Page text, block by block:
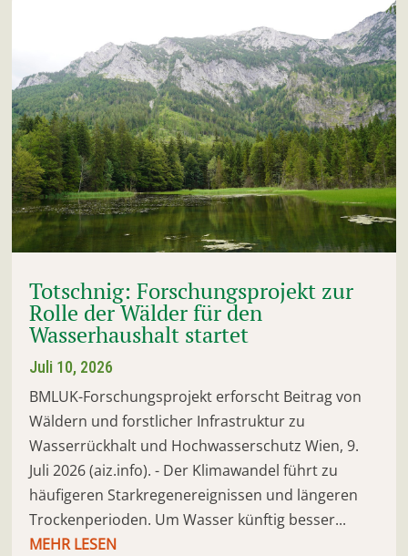
Totschnig: Forschungsprojekt zur
Rolle der Wälder für den
Wasserhaushalt startet
Juli 10, 2026
BMLUK-Forschungsprojekt erforscht Beitrag von
Wäldern und forstlicher Infrastruktur zu
Wasserrückhalt und Hochwasserschutz Wien, 9.
Juli 2026 (aiz.info). - Der Klimawandel führt zu
häufigeren Starkregenereignissen und längeren
Trockenperioden. Um Wasser künftig besser...
MEHR LESEN